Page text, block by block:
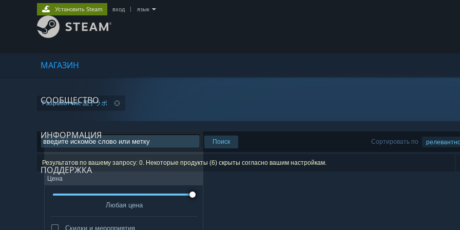
МАГАЗИН
СООБЩЕСТВО
ИНФОРМАЦИЯ
ПОДДЕРЖКА
Установить Steam вход язык
Разработчик: 黒子ラボ
Сортировать по
Поиск
Результатов по вашему запросу: 0. Некоторые продукты (6) скрыты согласно вашим настройкам.
Цена
Любая цена
Скидки и мероприятия